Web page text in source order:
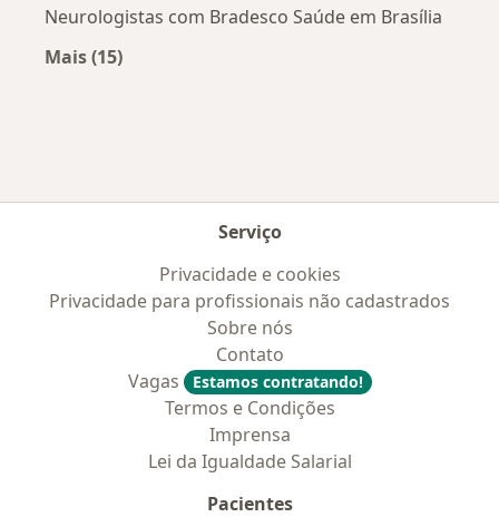
Neurologistas com Bradesco Saúde em Brasília
Mais (15)
Serviço
Privacidade e cookies
Privacidade para profissionais não cadastrados
Sobre nós
Contato
Vagas
Estamos contratando!
Termos e Condições
Imprensa
Lei da Igualdade Salarial
Pacientes